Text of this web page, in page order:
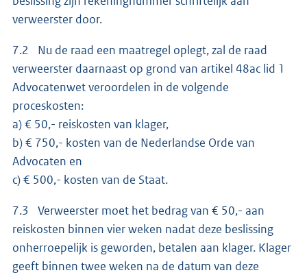
verweerster door.
7.2 Nu de raad een maatregel oplegt, zal de raad
verweerster daarnaast op grond van artikel 48ac lid 1
Advocatenwet veroordelen in de volgende
proceskosten:
a) € 50,- reiskosten van klager,
b) € 750,- kosten van de Nederlandse Orde van
Advocaten en
c) € 500,- kosten van de Staat.
7.3 Verweerster moet het bedrag van € 50,- aan
reiskosten binnen vier weken nadat deze beslissing
onherroepelijk is geworden, betalen aan klager. Klager
geeft binnen twee weken na de datum van deze